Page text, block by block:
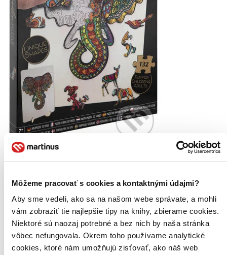
Môžeme pracovať s cookies a kontaktnými údajmi?
Aby sme vedeli, ako sa na našom webe správate, a mohli
vám zobraziť tie najlepšie tipy na knihy, zbierame cookies.
Niektoré sú naozaj potrebné a bez nich by naša stránka
vôbec nefungovala. Okrem toho používame analytické
cookies, ktoré nám umožňujú zisťovať, ako náš web
Slon
CZ
Dřevěné mozaikové puzzle se stojánkem v designu Slon...
Puzzle (132 dielikov)
13,75 €
Do 3 – 5 dní
Tento produkt momentálne nemáme na sklade, ale zvyčajne
vám ho vieme zabezpečiť a odoslať do 3 – 5 dní. A
posnažíme sa aj trochu rýchlejšie!